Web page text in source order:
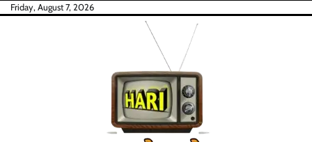
SkipFriday, August 7, 2026